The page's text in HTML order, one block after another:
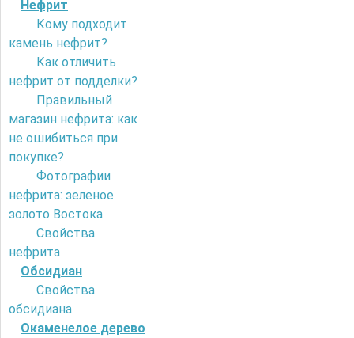
Нефрит
Кому подходит
камень нефрит?
Как отличить
нефрит от подделки?
Правильный
магазин нефрита: как
не ошибиться при
покупке?
Фотографии
нефрита: зеленое
золото Востока
Свойства
нефрита
Обсидиан
Свойства
обсидиана
Окаменелое дерево